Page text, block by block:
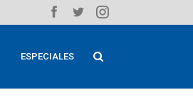
ESPECIALES